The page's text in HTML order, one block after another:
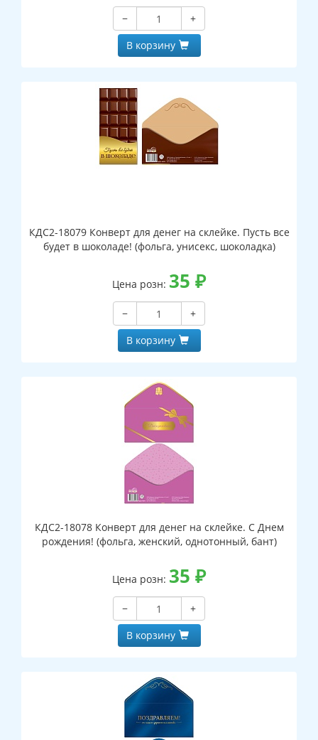
−
+
В корзину
КДС2-18079 Конверт для денег на склейке. Пусть все
будет в шоколаде! (фольга, унисекс, шоколадка)
Цена розн: 35 ₽
−
+
В корзину
КДС2-18078 Конверт для денег на склейке. С Днем
рождения! (фольга, женский, однотонный, бант)
Цена розн: 35 ₽
−
+
В корзину